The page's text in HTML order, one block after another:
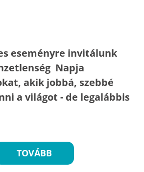
eseményre invitálunk
Napja
akik jobbá, szebbé
a világot - de legalábbis
TOVÁBB